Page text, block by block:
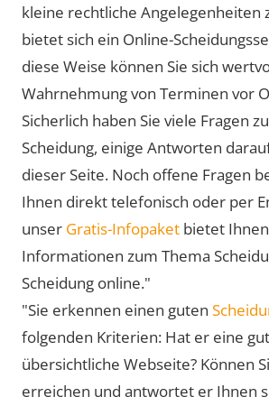
kleine rechtliche Angelegenheiten
bietet sich ein Online-
diese Weise können Sie sich
Wahrnehmung von Terminen vor
Sicherlich haben Sie viele Fragen
Scheidung, einige Antworten
dieser Seite. Noch offene Fragen
Ihnen direkt telefonisch oder per
unser Gratis-Infopaket bietet
Informationen zum Thema
Scheidung online."
"Sie erkennen einen guten
folgenden Kriterien: Hat er eine
übersichtliche Webseite? Können
erreichen und antwortet er Ihnen